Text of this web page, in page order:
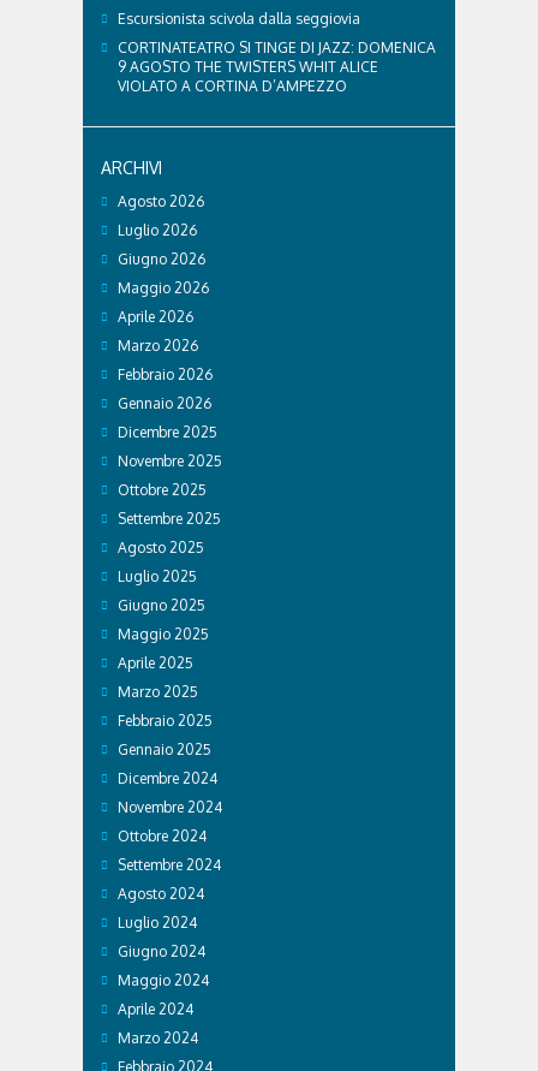
Escursionista scivola dalla seggiovia
CORTINATEATRO SI TINGE DI JAZZ: DOMENICA
9 AGOSTO THE TWISTERS WHIT ALICE
VIOLATO A CORTINA D’AMPEZZO
ARCHIVI
Agosto 2026
Luglio 2026
Giugno 2026
Maggio 2026
Aprile 2026
Marzo 2026
Febbraio 2026
Gennaio 2026
Dicembre 2025
Novembre 2025
Ottobre 2025
Settembre 2025
Agosto 2025
Luglio 2025
Giugno 2025
Maggio 2025
Aprile 2025
Marzo 2025
Febbraio 2025
Gennaio 2025
Dicembre 2024
Novembre 2024
Ottobre 2024
Settembre 2024
Agosto 2024
Luglio 2024
Giugno 2024
Maggio 2024
Aprile 2024
Marzo 2024
Febbraio 2024